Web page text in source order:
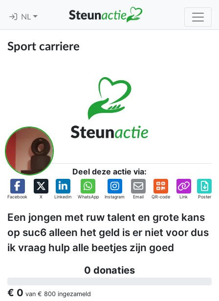
NL
Sport carriere
Deel deze actie via:
Facebook X Linkedin WhatsApp Instagram Email QR-code Link Poster
Een jongen met ruw talent en grote kans
op suc6 alleen het geld is er niet voor dus
ik vraag hulp alle beetjes zijn goed
0 donaties
€ 0 van € 800 ingezameld